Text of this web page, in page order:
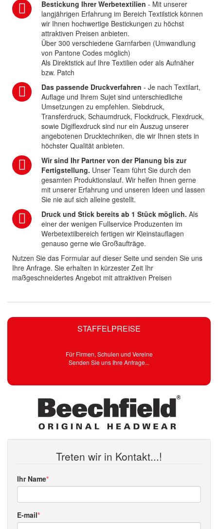
STAFFELPREISE
Für Firmen, Schulen und Vereine
Senden Sie uns Ihre Anfrage...
Treten wir in Kontakt...!
Ihr Name
E-mail
Bestickung Ihrer Werbetextilien - Mit unserer
langjährigen Erfahrung im Bereich Textilstick können
wir Ihnen hochwertige Bestickungen zu höchst
attraktiven Preisen anbieten.
Über 300 verschiedene Garnfarben (Umwandlung
von Pantone Codes möglich)
Als Direktstick auf Ihre Textilien oder als Aufnäher
bzw. Patch
Das passende Druckverfahren - Je nach Textilart,
Auflage und Ihrem Sujet sind unterschiedliche
Umsetzungen zu empfehlen. Siebdruck,
Transferdruck, Schaumdruck, Flockdruck, Flexdruck,
sowie Digiflexdruck sind nur ein Auszug unserer
angebotenen Drucktechniken, die wir Ihnen stets in
höchster Qualität anbieten.
Wir sind Ihr Partner von der Planung bis zur
Fertigstellung. Unser Team führt Sie durch den
gesamten Produktionslauf. Wir helfen Ihnen gerne
mit unserer Erfahrung und unseren Ideen und lassen
Sie nie auf sich alleine gestellt.
Druck und Stick bereits ab 1 Stück möglich. Als
einer der wenigen Fullservice Produzenten im
Werbetextilbereich fertigen wir Kleinstauflagen
genauso gerne wie Großaufträge.
Nutzen Sie das Formular auf dieser Seite und senden Sie uns
Ihre Anfrage. Sie erhalten in kürzester Zeit Ihr
maßgeschneidertes Angebot mit attraktiven Preisen